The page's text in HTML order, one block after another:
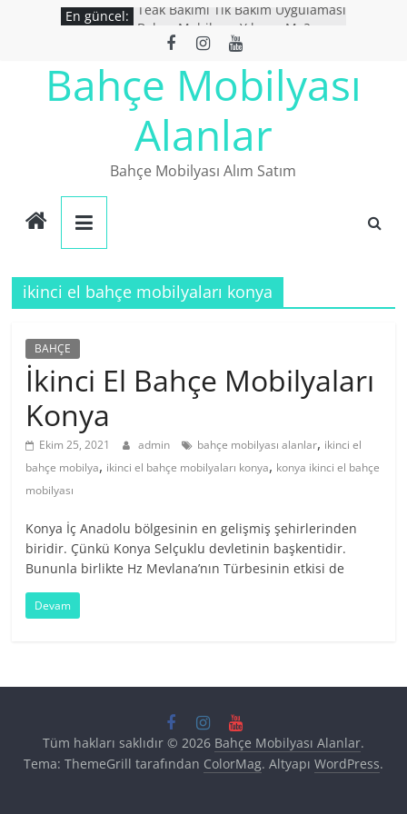
En güncel:
Teak Bakımı Tik Bakım Uygulaması
Bahçe Mobilyası Yıkanır Mı ?
İkinci El Bahçe Mobilyaları
İkinci El Eşya Alanlar
Ucuz Bahçe mobilyaları
Bahçe Mobilyası
Alanlar
Bahçe Mobilyası Alım Satım
ikinci el bahçe mobilyaları konya
BAHÇE
İkinci El Bahçe Mobilyaları
Konya
Ekim 25, 2021 admin bahçe mobilyası alanlar, ikinci el
bahçe mobilya, ikinci el bahçe mobilyaları konya, konya ikinci el bahçe
mobilyası
Konya İç Anadolu bölgesinin en gelişmiş şehirlerinden
biridir. Çünkü Konya Selçuklu devletinin başkentidir.
Bununla birlikte Hz Mevlana’nın Türbesinin etkisi de
Devam
Tüm hakları saklıdır © 2026 Bahçe Mobilyası Alanlar.
Tema: ThemeGrill tarafından ColorMag. Altyapı WordPress.